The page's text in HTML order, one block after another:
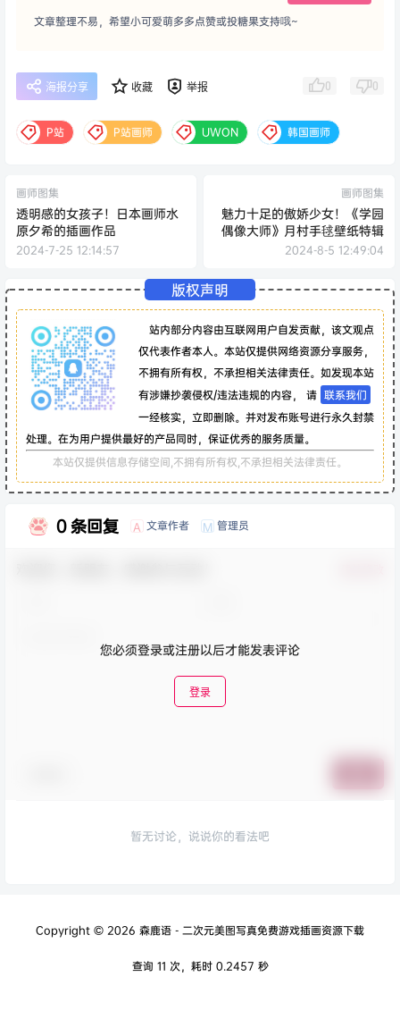
文章整理不易，希望小可爱萌多多点赞或投糖果支持哦~
海报分享 收藏 举报 0 0
P站 P站画师 UWON 韩国画师
画师图集
透明感的女孩子！日本画师水
原夕希的插画作品
2024-7-25 12:14:57
画师图集
魅力十足的傲娇少女！《学园
偶像大师》月村手毬壁纸特辑
2024-8-5 12:49:04
版权声明
站内部分内容由互联网用户自发贡献，该文观点
仅代表作者本人。本站仅提供网络资源分享服务，
不拥有所有权，不承担相关法律责任。如发现本站
有涉嫌抄袭侵权/违法违规的内容， 请 联系我们
一经核实，立即删除。并对发布账号进行永久封禁
处理。在为用户提供最好的产品同时，保证优秀的服务质量。
本站仅提供信息存储空间,不拥有所有权,不承担相关法律责任。
0 条回复 A 文章作者 M 管理员
您必须登录或注册以后才能发表评论
登录
暂无讨论，说说你的看法吧
Copyright © 2026 森鹿语 - 二次元美图写真免费游戏插画资源下载
查询 11 次，耗时 0.2457 秒